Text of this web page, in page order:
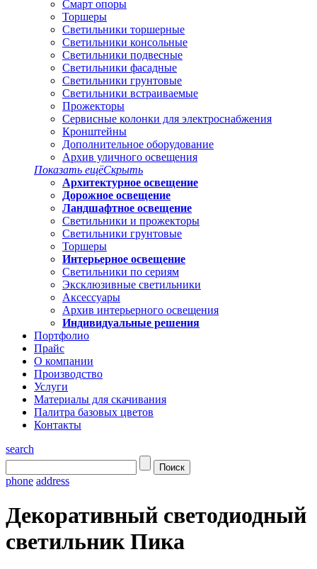
Смарт опоры
Торшеры
Светильники торшерные
Светильники консольные
Светильники подвесные
Светильники фасадные
Светильники грунтовые
Светильники встраиваемые
Прожекторы
Сервисные колонки для электроснабжения
Кронштейны
Дополнительное оборудование
Архив уличного освещения
Показать ещёСкрыть
Архитектурное освещение
Дорожное освещение
Ландшафтное освещение
Светильники и прожекторы
Светильники грунтовые
Торшеры
Интерьерное освещение
Светильники по сериям
Эксклюзивные светильники
Аксессуары
Архив интерьерного освещения
Индивидуальные решения
Портфолио
Прайс
О компании
Производство
Услуги
Материалы для скачивания
Палитра базовых цветов
Контакты
search
phone address
Декоративный светодиодный
светильник Пика